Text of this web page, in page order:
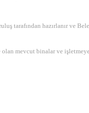
tarafından hazırlanır ve
mevcut binalar ve